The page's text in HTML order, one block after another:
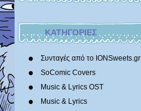
ΚΑΤΗΓΟΡΙΕΣ
Συνταγές από το IONSweets.gr
SoComic Covers
Music & Lyrics OST
Music & Lyrics